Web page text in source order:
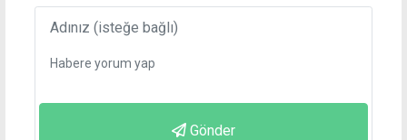
Gönder